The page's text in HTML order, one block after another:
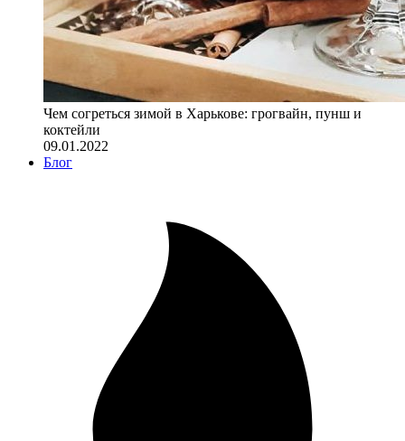
Чем согреться зимой в Харькове: грогвайн, пунш и
коктейли
09.01.2022
Блог